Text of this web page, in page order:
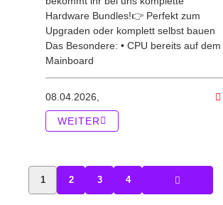
Hardware Bundles!👉 Perfekt zum
Upgraden oder komplett selbst bauen
Das Besondere: • CPU bereits auf dem
Mainboard
08.04.2026,
WEITER
1 2 3 4